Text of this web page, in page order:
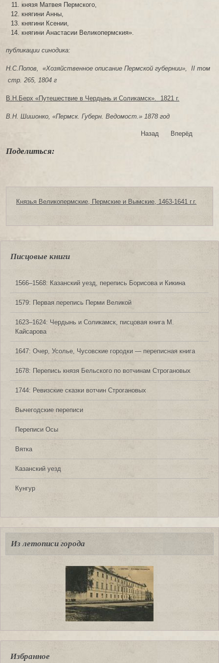
князя Матвея Пермского,
княгини Анны,
княгини Ксении,
княгини Анастасии Великопермския».
публикации синодика:
Н.С.Попов, «Хозяйственное описание Пермской губернии», II том
стр. 265, 1804 г
В.Н.Берх «Путешествие в Чердынь и Соликамск». 1821 г.
В.Н. Шишонко, «Пермск. Губерн. Ведомост.» 1878 год
Назад Вперёд
Поделиться:
Князья Великопермские, Пермские и Вымские, 1463-1641 г.г.
Писцовые книги
1566‒1568: Казанский уезд, перепись Борисова и Кикина
1579: Первая перепись Перми Великой
1623‒1624: Чердынь и Соликамск, писцовая книга М.
Кайсарова
1647: Очер, Усолье, Чусовские городки — переписная книга
1678: Перепись князя Бельского по вотчинам Строгановых
1744: Ревизские сказки вотчин Строгановых
Вычегодские переписи
Переписи Осы
Вятка
Казанский уезд
Кунгур
Из летописи города
Избранное